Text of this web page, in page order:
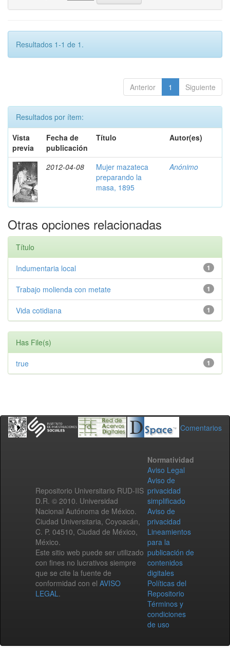
Resultados 1-1 de 1.
Anterior 1 Siguiente
Resultados por ítem:
Vista
previa
Fecha de
publicación
Título Autor(es)
2012-04-08
Mujer mazateca
preparando la
masa, 1895
Anónimo
Otras opciones relacionadas
Título
1
Indumentaria local
1
Trabajo molienda con metate
1
Vida cotidiana
Has File(s)
1
true
Comentarios
Repositorio Universitario RUD-IIS
D.R. © 2010. Universidad
Nacional Autónoma de México.
Ciudad Universitaria, Coyoacán,
C. P. 04510, Ciudad de México,
México.
Este sitio web puede ser utilizado
con fines no lucrativos siempre
que se cite la fuente de
conformidad con el AVISO
LEGAL.
Normatividad
Aviso Legal
Aviso de
privacidad
simplificado
Aviso de
privacidad
Lineamientos
para la
publicación de
contenidos
digitales
Políticas del
Repositorio
Términos y
condiciones
de uso